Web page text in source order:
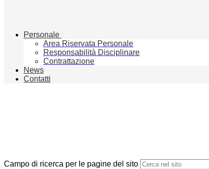
Personale
Area Riservata Personale
Responsabilità Disciplinare
Contrattazione
News
Contatti
Campo di ricerca per le pagine del sito